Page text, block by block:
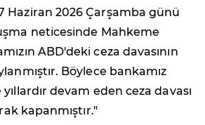
Haziran 2026 Çarşamba günü
neticesinde Mahkeme
ABD'deki ceza davasının
Böylece bankamız
devam eden ceza davası
kapanmıştır."